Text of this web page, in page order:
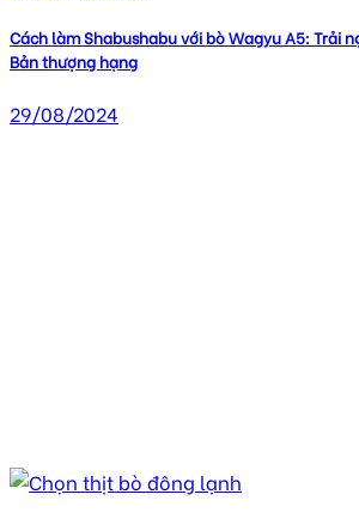
Cách làm Shabushabu với bò Wagyu A5: Trải
Bản thượng hạng
29/08/2024